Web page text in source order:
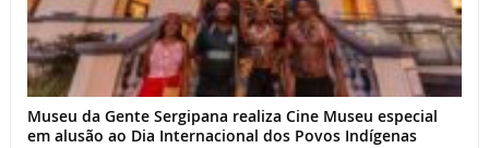
Museu da Gente Sergipana realiza Cine Museu especial
em alusão ao Dia Internacional dos Povos Indígenas